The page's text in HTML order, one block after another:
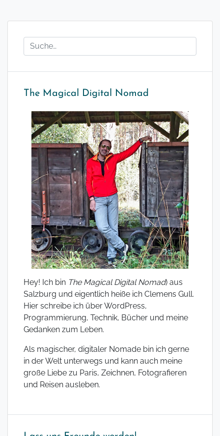
The Magical Digital Nomad
Hey! Ich bin The Magical Digital Nomad) aus
Salzburg und eigentlich heiße ich Clemens Gull.
Hier schreibe ich über WordPress,
Programmierung, Technik, Bücher und meine
Gedanken zum Leben.
Als magischer, digitaler Nomade bin ich gerne
in der Welt unterwegs und kann auch meine
große Liebe zu Paris, Zeichnen, Fotografieren
und Reisen ausleben.